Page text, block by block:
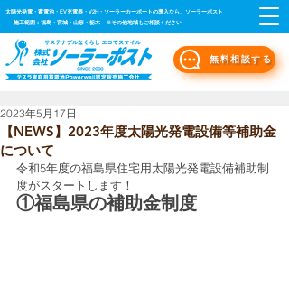
無料相談する
太陽光発電・蓄電池・EV充電器・V2H・ソーラーカーポートの導入なら、ソーラーポスト
施工範囲：福島・宮城・山形・栃木 ※その他地域もご相談ください
【NEWS】2023年度太陽光発電設備等補助金
について
2023年5月17日
令和5年度の福島県住宅用太陽光発電設備補助制
度がスタートします！
①福島県の補助金制度